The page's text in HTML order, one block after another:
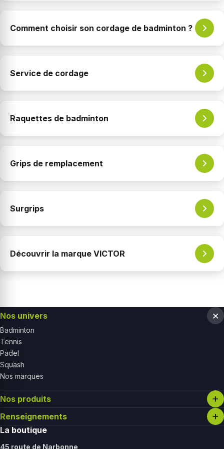
Comment choisir son cordage de badminton ?
Service de cordage
Raquettes de badminton
Grips de remplacement
Surgrips
Découvrir la marque VICTOR
Nos univers
Badminton
Tennis
Padel
Squash
Nos marques
Nos produits
Renseignements
La boutique
45 route de Narbonne